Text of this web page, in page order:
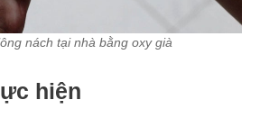
nách tại nhà bằng oxy già
hiện